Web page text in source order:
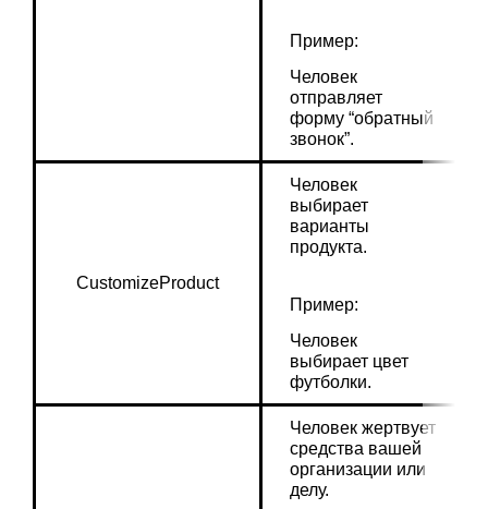
Пример:
Человек
отправляет
форму “обратный
звонок”.
CustomizeProduct
Человек
выбирает
варианты
продукта.
Пример:
Человек
выбирает цвет
футболки.
Человек жертвует
средства вашей
организации или
делу.